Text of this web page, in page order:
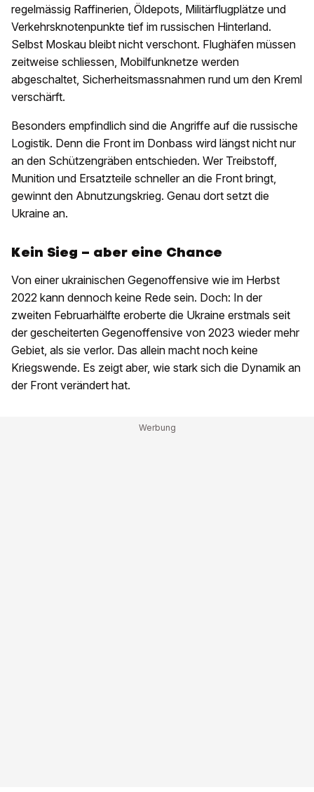
regelmässig Raffinerien, Öldepots, Militärflugplätze und
Verkehrsknotenpunkte tief im russischen Hinterland.
Selbst Moskau bleibt nicht verschont. Flughäfen müssen
zeitweise schliessen, Mobilfunknetze werden
abgeschaltet, Sicherheitsmassnahmen rund um den Kreml
verschärft.
Besonders empfindlich sind die Angriffe auf die russische
Logistik. Denn die Front im Donbass wird längst nicht nur
an den Schützengräben entschieden. Wer Treibstoff,
Munition und Ersatzteile schneller an die Front bringt,
gewinnt den Abnutzungskrieg. Genau dort setzt die
Ukraine an.
Kein Sieg – aber eine Chance
Von einer ukrainischen Gegenoffensive wie im Herbst
2022 kann dennoch keine Rede sein. Doch: In der
zweiten Februarhälfte eroberte die Ukraine erstmals seit
der gescheiterten Gegenoffensive von 2023 wieder mehr
Gebiet, als sie verlor. Das allein macht noch keine
Kriegswende. Es zeigt aber, wie stark sich die Dynamik an
der Front verändert hat.